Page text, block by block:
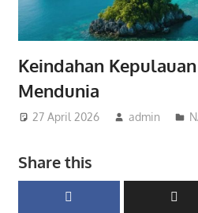
Keindahan
Mendunia
27 April 2026 admin
Share this